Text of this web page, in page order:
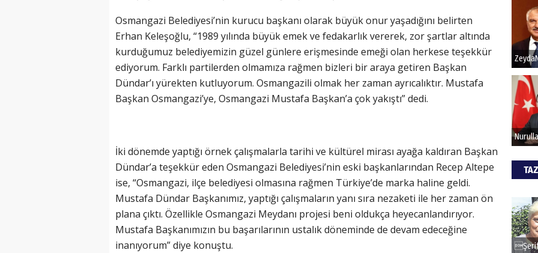
Osmangazi Belediyesi’nin kurucu başkanı olarak büyük onur yaşadığını belirten
Erhan Keleşoğlu, “1989 yılında büyük emek ve fedakarlık vererek, zor şartlar altında
kurduğumuz belediyemizin güzel günlere erişmesinde emeği olan herkese teşekkür
ediyorum. Farklı partilerden olmamıza rağmen bizleri bir araya getiren Başkan
Dündar’ı yürekten kutluyorum. Osmangazili olmak her zaman ayrıcalıktır. Mustafa
Başkan Osmangazi’ye, Osmangazi Mustafa Başkan’a çok yakıştı” dedi.
İki dönemde yaptığı örnek çalışmalarla tarihi ve kültürel mirası ayağa kaldıran Başkan
Dündar’a teşekkür eden Osmangazi Belediyesi’nin eski başkanlarından Recep Altepe
ise, “Osmangazi, ilçe belediyesi olmasına rağmen Türkiye’de marka haline geldi.
Mustafa Dündar Başkanımız, yaptığı çalışmaların yanı sıra nezaketi ile her zaman ön
plana çıktı. Özellikle Osmangazi Meydanı projesi beni oldukça heyecanlandırıyor.
Mustafa Başkanımızın bu başarılarının ustalık döneminde de devam edeceğine
inanıyorum” diye konuştu.
Bu